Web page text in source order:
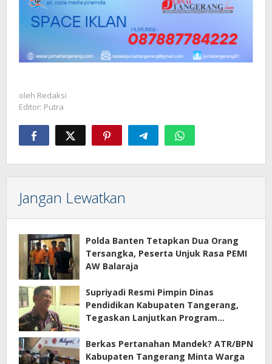
oleh Redaksi
Editor: Putra
Jangan Lewatkan
Polda Banten Tetapkan Dua Orang
Tersangka, Peserta Unjuk Rasa PEMI
AW Balaraja
Supriyadi Resmi Pimpin Dinas
Pendidikan Kabupaten Tangerang,
Tegaskan Lanjutkan Program
Berkas Pertanahan Mandek? ATR/BPN
Kabupaten Tangerang Minta Warga